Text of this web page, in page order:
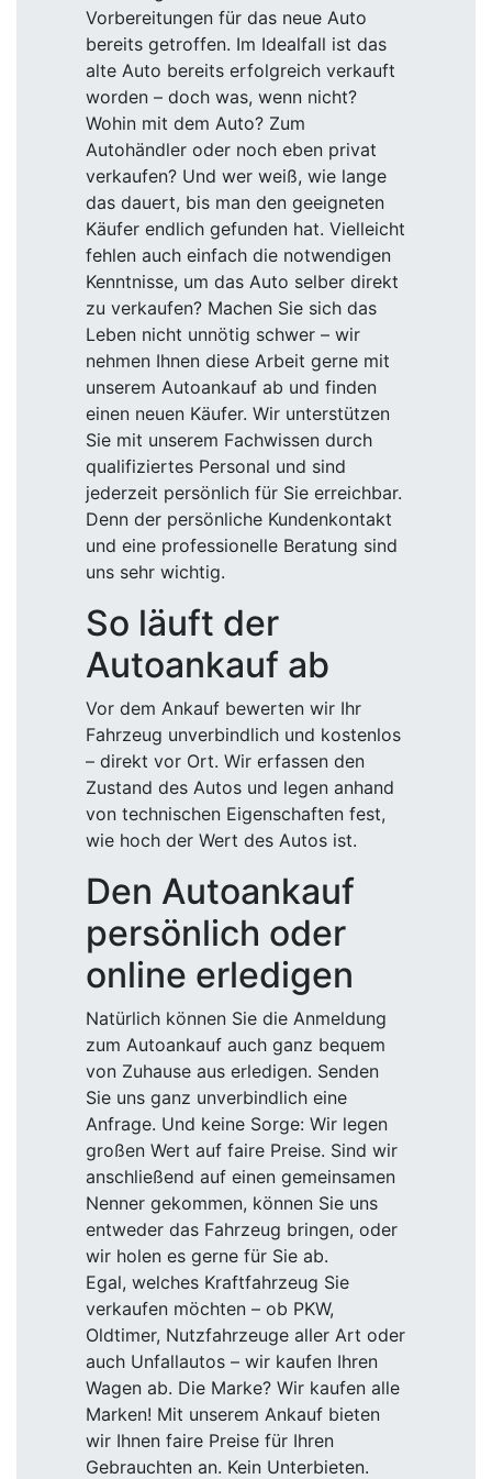
Vorbereitungen für das neue Auto
bereits getroffen. Im Idealfall ist das
alte Auto bereits erfolgreich verkauft
worden – doch was, wenn nicht?
Wohin mit dem Auto? Zum
Autohändler oder noch eben privat
verkaufen? Und wer weiß, wie lange
das dauert, bis man den geeigneten
Käufer endlich gefunden hat. Vielleicht
fehlen auch einfach die notwendigen
Kenntnisse, um das Auto selber direkt
zu verkaufen? Machen Sie sich das
Leben nicht unnötig schwer – wir
nehmen Ihnen diese Arbeit gerne mit
unserem Autoankauf ab und finden
einen neuen Käufer. Wir unterstützen
Sie mit unserem Fachwissen durch
qualifiziertes Personal und sind
jederzeit persönlich für Sie erreichbar.
Denn der persönliche Kundenkontakt
und eine professionelle Beratung sind
uns sehr wichtig.
So läuft der
Autoankauf ab
Vor dem Ankauf bewerten wir Ihr
Fahrzeug unverbindlich und kostenlos
– direkt vor Ort. Wir erfassen den
Zustand des Autos und legen anhand
von technischen Eigenschaften fest,
wie hoch der Wert des Autos ist.
Den Autoankauf
persönlich oder
online erledigen
Natürlich können Sie die Anmeldung
zum Autoankauf auch ganz bequem
von Zuhause aus erledigen. Senden
Sie uns ganz unverbindlich eine
Anfrage. Und keine Sorge: Wir legen
großen Wert auf faire Preise. Sind wir
anschließend auf einen gemeinsamen
Nenner gekommen, können Sie uns
entweder das Fahrzeug bringen, oder
wir holen es gerne für Sie ab.
Egal, welches Kraftfahrzeug Sie
verkaufen möchten – ob PKW,
Oldtimer, Nutzfahrzeuge aller Art oder
auch Unfallautos – wir kaufen Ihren
Wagen ab. Die Marke? Wir kaufen alle
Marken! Mit unserem Ankauf bieten
wir Ihnen faire Preise für Ihren
Gebrauchten an. Kein Unterbieten.